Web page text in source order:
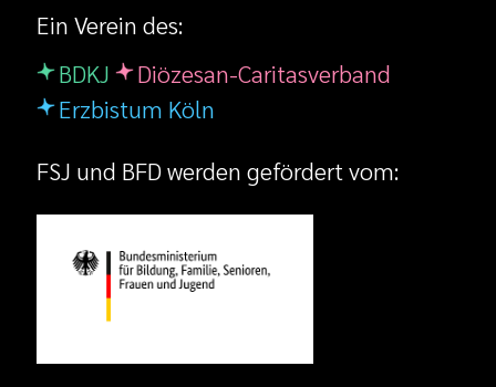
Ein Verein des:
BDKJ
Diözesan-Caritasverband
Erzbistum Köln
FSJ und BFD werden gefördert vom: